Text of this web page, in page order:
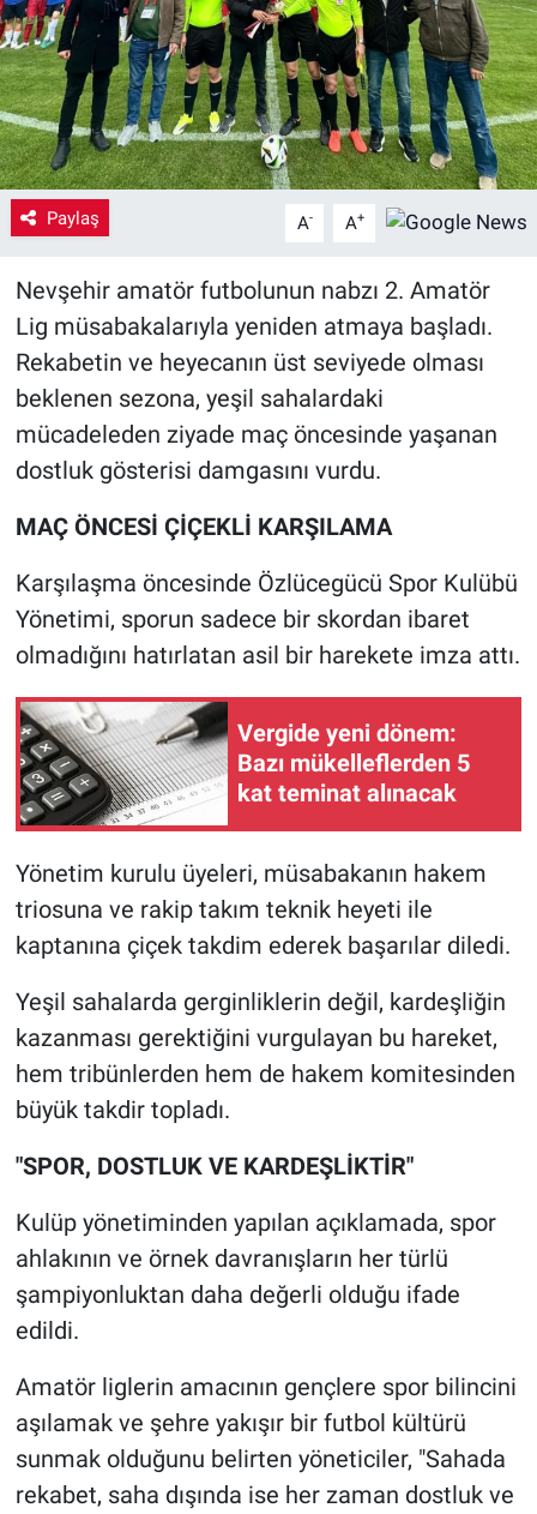
Paylaş A- A+
Nevşehir amatör futbolunun nabzı 2. Amatör
Lig müsabakalarıyla yeniden atmaya başladı.
Rekabetin ve heyecanın üst seviyede olması
beklenen sezona, yeşil sahalardaki
mücadeleden ziyade maç öncesinde yaşanan
dostluk gösterisi damgasını vurdu.
MAÇ ÖNCESİ ÇİÇEKLİ KARŞILAMA
Karşılaşma öncesinde Özlücegücü Spor Kulübü
Yönetimi, sporun sadece bir skordan ibaret
olmadığını hatırlatan asil bir harekete imza attı.
Vergide yeni dönem:
Bazı mükelleflerden 5
kat teminat alınacak
Yönetim kurulu üyeleri, müsabakanın hakem
triosuna ve rakip takım teknik heyeti ile
kaptanına çiçek takdim ederek başarılar diledi.
Yeşil sahalarda gerginliklerin değil, kardeşliğin
kazanması gerektiğini vurgulayan bu hareket,
hem tribünlerden hem de hakem komitesinden
büyük takdir topladı.
"SPOR, DOSTLUK VE KARDEŞLİKTİR"
Kulüp yönetiminden yapılan açıklamada, spor
ahlakının ve örnek davranışların her türlü
şampiyonluktan daha değerli olduğu ifade
edildi.
Amatör liglerin amacının gençlere spor bilincini
aşılamak ve şehre yakışır bir futbol kültürü
sunmak olduğunu belirten yöneticiler, "Sahada
rekabet, saha dışında ise her zaman dostluk ve